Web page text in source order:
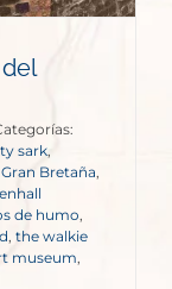
sark,
Gran Bretaña
de humo,
the walkie
museum